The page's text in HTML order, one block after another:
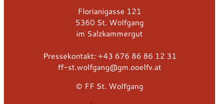
Florianigasse 121
5360 St. Wolfgang
im Salzkammergut
Pressekontakt: +43 676 86 86 12 31
ff-st.wolfgang@gm.ooelfv.at
© FF St. Wolfgang